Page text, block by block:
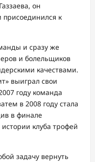
он
присоединился к
и сразу же
и болельщиков
качествами.
выиграл свои
году команда
в 2008 году стала
в финале
клуба трофей
задачу вернуть